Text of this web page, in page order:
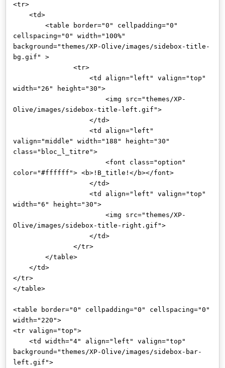
<tr>
<td>
<table border="0" cellpadding="0"
cellspacing="0" width="100%"
background="themes/XP-Olive/images/sidebox-title-
bg.gif" >
<tr>
<td align="left" valign="top"
width="26" height="30">
<img src="themes/XP-
Olive/images/sidebox-title-left.gif">
</td>
<td align="left"
valign="middle" width="188" height="30"
class="bloc_l_titre">
<font class="option"
color="#ffffff"> <b>!B_title!</b></font>
</td>
<td align="left" valign="top"
width="6" height="30">
<img src="themes/XP-
Olive/images/sidebox-title-right.gif">
</td>
</tr>
</table>
</td>
</tr>
</table>
<table border="0" cellpadding="0" cellspacing="0"
width="220">
<tr valign="top">
<td width="4" align="left" valign="top"
background="themes/XP-Olive/images/sidebox-bar-
left.gif">